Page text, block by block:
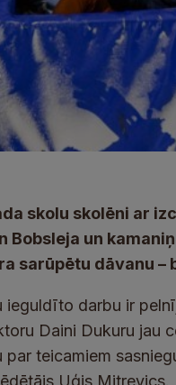
skolu skolēni ar
un
sarūpētu dāvanu –
ieguldīto darbu ir
Daini Dukuru jau
teicamiem
Uģis Mitrevics.